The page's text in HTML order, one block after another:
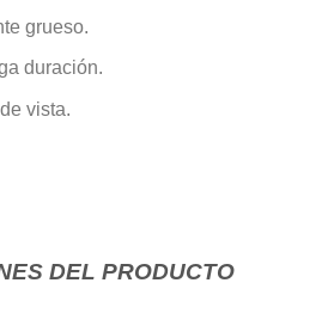
grueso.
duración.
vista.
DEL PRODUCTO